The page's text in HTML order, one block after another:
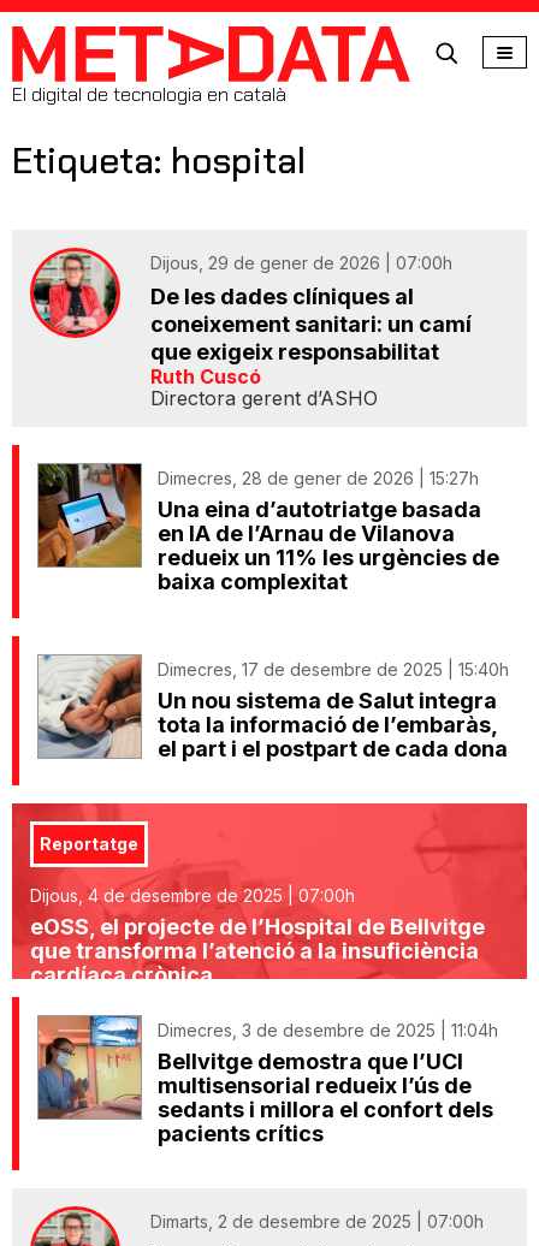
MetaData
El digital de tecnologia en català
Etiqueta: hospital
Dijous, 29 de gener de 2026 | 07:00h
De les dades clíniques al
coneixement sanitari: un camí
que exigeix responsabilitat
Ruth Cuscó
Directora gerent d’ASHO
Dimecres, 28 de gener de 2026 | 15:27h
Una eina d’autotriatge basada
en IA de l’Arnau de Vilanova
redueix un 11% les urgències de
baixa complexitat
Dimecres, 17 de desembre de 2025 | 15:40h
Un nou sistema de Salut integra
tota la informació de l’embaràs,
el part i el postpart de cada dona
Reportatge
Dijous, 4 de desembre de 2025 | 07:00h
eOSS, el projecte de l’Hospital de Bellvitge
que transforma l’atenció a la insuficiència
cardíaca crònica
Dimecres, 3 de desembre de 2025 | 11:04h
Bellvitge demostra que l’UCI
multisensorial redueix l’ús de
sedants i millora el confort dels
pacients crítics
Dimarts, 2 de desembre de 2025 | 07:00h